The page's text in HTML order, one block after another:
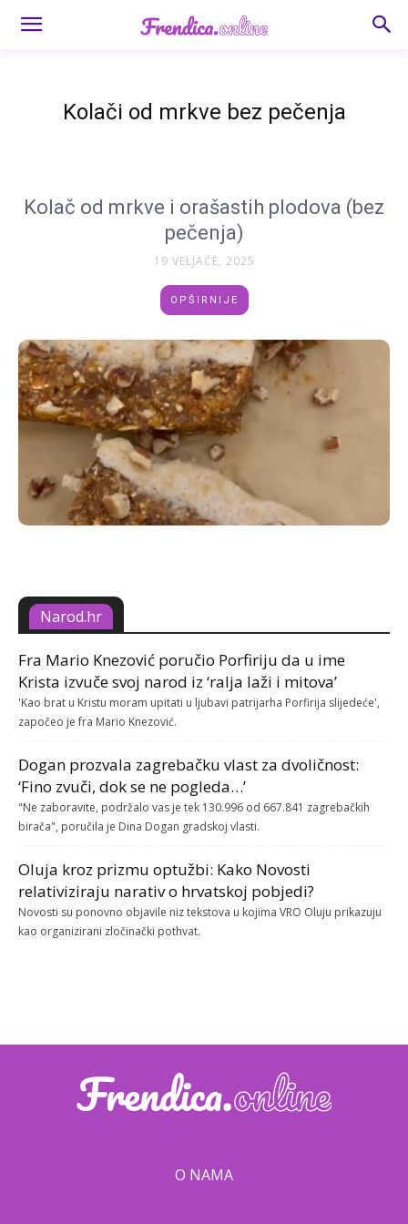
Kolači od mrkve bez pečenja
Kolač od mrkve i orašastih plodova (bez
pečenja)
19 VELJAČE, 2025
OPŠIRNIJE
Narod.hr
Fra Mario Knezović poručio Porfiriju da u ime
Krista izvuče svoj narod iz ‘ralja laži i mitova’
'Kao brat u Kristu moram upitati u ljubavi patrijarha Porfirija slijedeće',
započeo je fra Mario Knezović.
Dogan prozvala zagrebačku vlast za dvoličnost:
‘Fino zvuči, dok se ne pogleda…’
"Ne zaboravite, podržalo vas je tek 130.996 od 667.841 zagrebačkih
birača", poručila je Dina Dogan gradskoj vlasti.
Oluja kroz prizmu optužbi: Kako Novosti
relativiziraju narativ o hrvatskoj pobjedi?
Novosti su ponovno objavile niz tekstova u kojima VRO Oluju prikazuju
kao organizirani zločinački pothvat.
O NAMA